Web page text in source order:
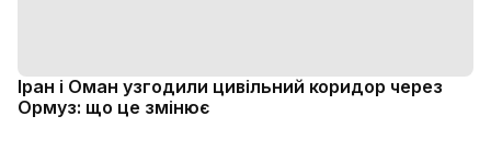
Іран і Оман узгодили цивільний коридор через
Ормуз: що це змінює